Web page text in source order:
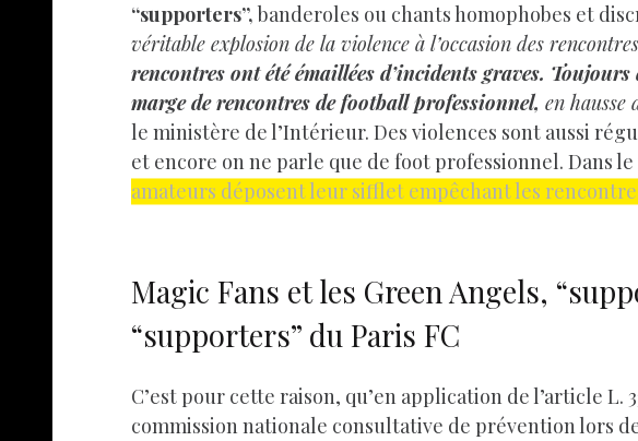
“supporters”,banderoles ou chants homophobes et
véritable explosion de la violence à l’occasion des
rencontres ont été émaillées d’incidents graves.
marge de rencontres de football professionnel, en hausse
le ministère de l’Intérieur. Des violences sont aussi
et encore on ne parle que de foot professionnel. Dans
amateurs déposent leur sifflet empêchant les
Magic Fans et les Green Angels,
“supporters” du Paris FC
C’est pour cette raison, qu’en application de l’article
commission nationale consultative de prévention lors